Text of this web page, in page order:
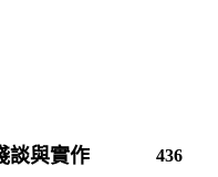
436
談與實作